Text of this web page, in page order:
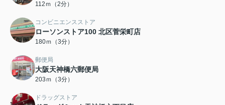
112ｍ（2分）
コンビニエンスストア
ローソンストア100 北区菅栄町店
180ｍ（3分）
郵便局
大阪天神橋六郵便局
203ｍ（3分）
ドラッグストア